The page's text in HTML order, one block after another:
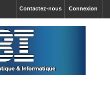
Connexion
Contactez-nous